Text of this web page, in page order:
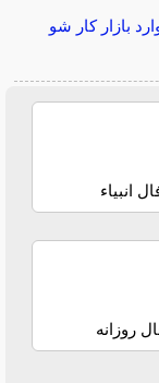
بازار کار شو
انبیاء
روزانه